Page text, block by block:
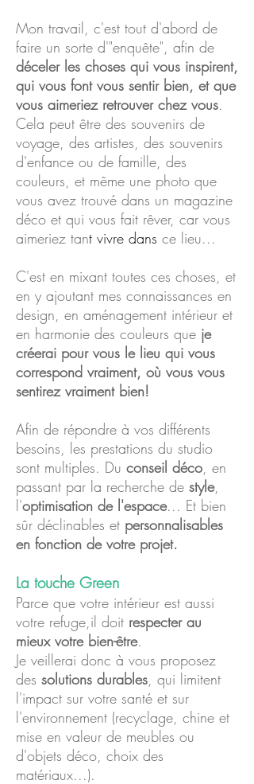
Mon travail, c'est tout d'abord de
faire un sorte d'"enquête", afin de
déceler les choses qui vous inspirent,
qui vous font vous sentir bien, et que
vous aimeriez retrouver chez vous.
Cela peut être des souvenirs de
voyage, des artistes, des souvenirs
d'enfance ou de famille, des
couleurs, et même une photo que
vous avez trouvé dans un magazine
déco et qui vous fait rêver, car vous
aimeriez tant vivre dans ce lieu...
C'est en mixant toutes ces choses, et
en y ajoutant mes connaissances en
design, en aménagement intérieur et
en harmonie des couleurs que je
créerai pour vous le lieu qui vous
correspond vraiment, où vous vous
sentirez vraiment bien!
Afin de répondre à vos différents
besoins, les prestations du studio
sont multiples. Du conseil déco, en
passant par la recherche de style,
l'optimisation de l'espace... Et bien
sûr déclinables et personnalisables
en fonction de votre projet.
La touche Green
Parce que votre intérieur est aussi
votre refuge,il doit respecter au
mieux votre bien-être.
Je veillerai donc à vous proposez
des solutions durables, qui limitent
l'impact sur votre santé et sur
l'environnement (recyclage, chine et
mise en valeur de meubles ou
d'objets déco, choix des
matériaux...).